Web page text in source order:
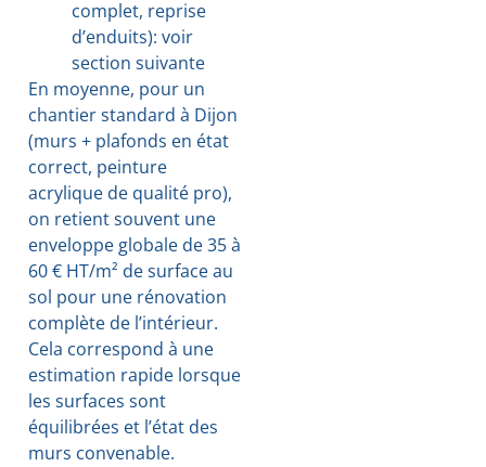
complet, reprise
d’enduits): voir
section suivante
En moyenne, pour un
chantier standard à Dijon
(murs + plafonds en état
correct, peinture
acrylique de qualité pro),
on retient souvent une
enveloppe globale de 35 à
60 € HT/m² de surface au
sol pour une rénovation
complète de l’intérieur.
Cela correspond à une
estimation rapide lorsque
les surfaces sont
équilibrées et l’état des
murs convenable.